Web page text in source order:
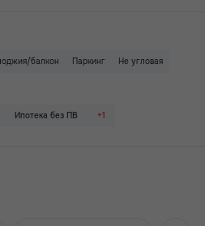
балкон Паркинг Не угловая
Ипотека без ПВ +1